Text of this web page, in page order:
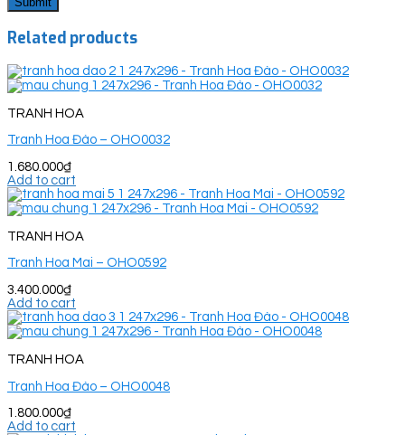
Related products
TRANH HOA
Tranh Hoa Đào – OHO0032
1.680.000₫
Add to cart
TRANH HOA
Tranh Hoa Mai – OHO0592
3.400.000₫
Add to cart
TRANH HOA
Tranh Hoa Đào – OHO0048
1.800.000₫
Add to cart